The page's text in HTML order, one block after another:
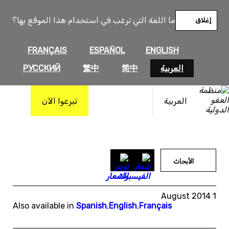
ما اللغة التي ترغب في استخدام هذا الموقع بها؟
ENGLISH
ESPAÑOL
FRANÇAIS
العربية
简中
繁中
РУССКИЙ
إغلاق
العربية تبرعوا الآن
المحتوى
الأبحاث
1 August 2014
Also available in Spanish,English,Français